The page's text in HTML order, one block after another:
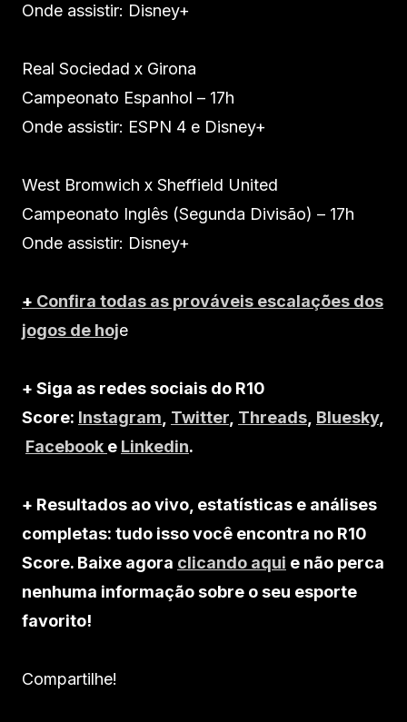
Onde assistir: Disney+
Real Sociedad x Girona
Campeonato Espanhol – 17h
Onde assistir: ESPN 4 e Disney+
West Bromwich x Sheffield United
Campeonato Inglês (Segunda Divisão) – 17h
Onde assistir: Disney+
+ Confira todas as prováveis escalações dos
jogos de hoje
+ Siga as redes sociais do R10
Score: Instagram, Twitter, Threads, Bluesky,
Facebook e Linkedin.
+ Resultados ao vivo, estatísticas e análises
completas: tudo isso você encontra no R10
Score. Baixe agora clicando aqui e não perca
nenhuma informação sobre o seu esporte
favorito!
Compartilhe!